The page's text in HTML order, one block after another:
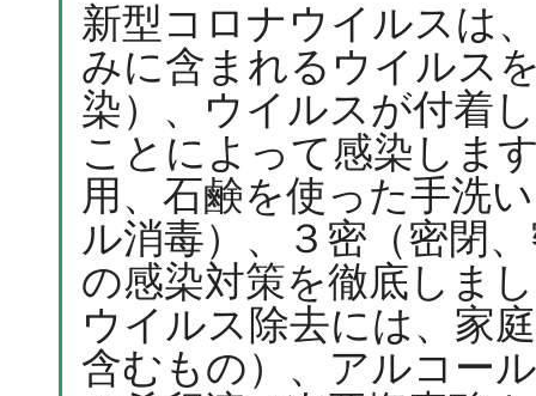
新型コロナウイルスは
みに含まれるウイルス
染）、ウイルスが付着
ことによって感染しま
用、石鹸を使った手洗
ル消毒）、３密（密閉
の感染対策を徹底しま
ウイルス除去には、家
含むもの）、アルコー